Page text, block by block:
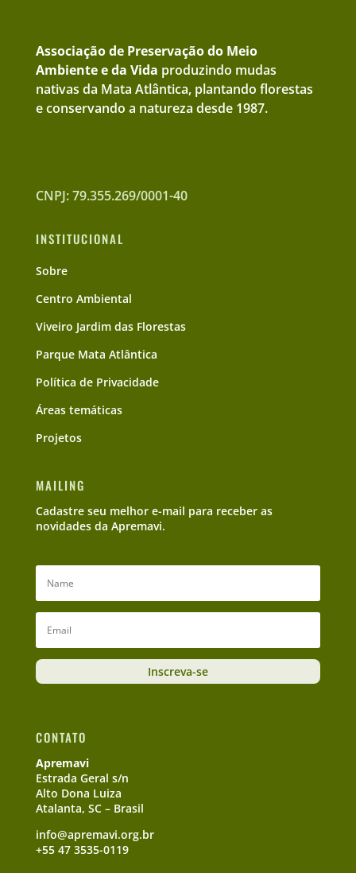
Associação de Preservação do Meio
Ambiente e da Vida produzindo mudas
nativas da Mata Atlântica, plantando florestas
e conservando a natureza desde 1987.
CNPJ: 79.355.269/0001-40
INSTITUCIONAL
Sobre
Centro Ambiental
Viveiro Jardim das Florestas
Parque Mata Atlântica
Política de Privacidade
Áreas temáticas
Projetos
MAILING
Cadastre seu melhor e-mail para receber as
novidades da Apremavi.
Inscreva-se
CONTATO
Apremavi
Estrada Geral s/n
Alto Dona Luiza
Atalanta, SC – Brasil
info@apremavi.org.br
+55 47 3535-0119